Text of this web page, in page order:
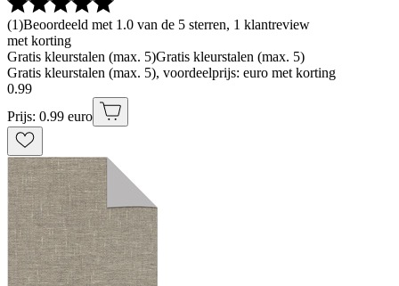
(1)Beoordeeld met 1.0 van de 5 sterren, 1 klantreview
met korting
Gratis kleurstalen (max. 5)Gratis kleurstalen (max. 5)
Gratis kleurstalen (max. 5), voordeelprijs: euro met korting
0.99
Prijs: 0.99 euro